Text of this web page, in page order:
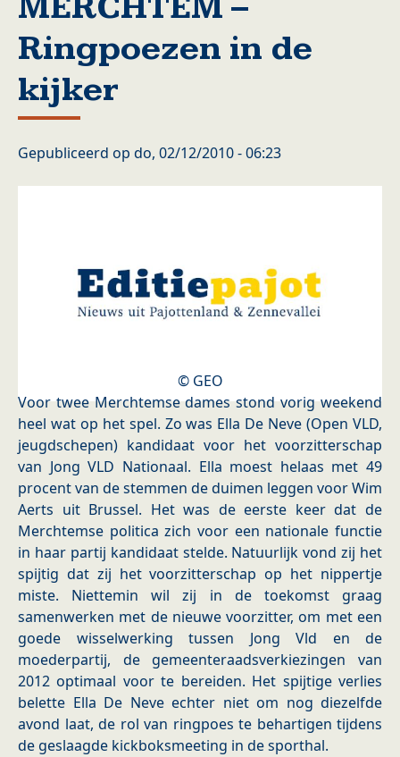
Ringpoezen in de
kijker
Gepubliceerd op do, 02/12/2010 - 06:23
© GEO
Voor twee Merchtemse dames stond vorig weekend
heel wat op het spel. Zo was Ella De Neve (Open VLD,
jeugdschepen) kandidaat voor het voorzitterschap
van Jong VLD Nationaal. Ella moest helaas met 49
procent van de stemmen de duimen leggen voor Wim
Aerts uit Brussel. Het was de eerste keer dat de
Merchtemse politica zich voor een nationale functie
in haar partij kandidaat stelde. Natuurlijk vond zij het
spijtig dat zij het voorzitterschap op het nippertje
miste. Niettemin wil zij in de toekomst graag
samenwerken met de nieuwe voorzitter, om met een
goede wisselwerking tussen Jong Vld en de
moederpartij, de gemeenteraadsverkiezingen van
2012 optimaal voor te bereiden. Het spijtige verlies
belette Ella De Neve echter niet om nog diezelfde
avond laat, de rol van ringpoes te behartigen tijdens
de geslaagde kickboksmeeting in de sporthal.